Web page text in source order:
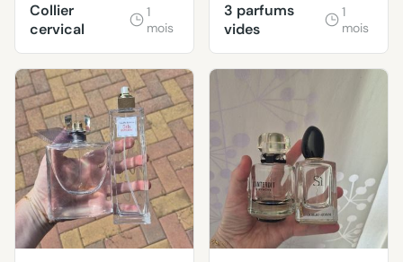
Collier
cervical
1
mois
3 parfums
vides
1
mois